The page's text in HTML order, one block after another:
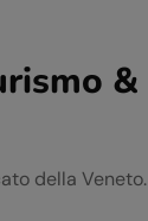
&
della Veneto.